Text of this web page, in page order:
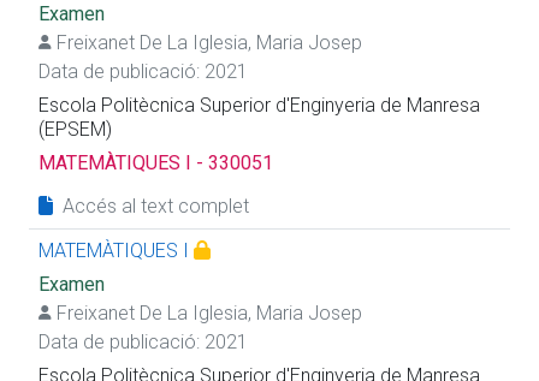
Examen
Freixanet De La Iglesia, Maria Josep
Data de publicació: 2021
Escola Politècnica Superior d'Enginyeria de Manresa
(EPSEM)
MATEMÀTIQUES I - 330051
Accés al text complet
MATEMÀTIQUES I
Examen
Freixanet De La Iglesia, Maria Josep
Data de publicació: 2021
Escola Politècnica Superior d'Enginyeria de Manresa